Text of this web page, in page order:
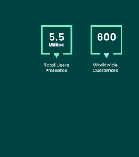
Image